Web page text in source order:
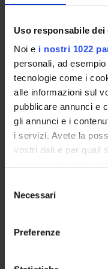
Uso responsabile dei
Noi e i nostri 1022
personali, ad
tecnologie come i
alle informazioni sul
pubblicare annunci e
gli annunci e i
i servizi. Avete la
vostri dati e per quali
modificare o revocare
momento dalla
delNecessari
Preferenze
RESEARCH AREAS
RESEARCH GROUPS
PHD PROGRAMMES
RESEARCH
LIBRARIES
SPIN OFF AND
Contacts